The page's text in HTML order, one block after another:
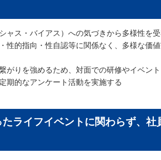
ャス・バイアス）への気づきから多様性を
性的指向・性自認等に関係なく、多様な
がりを強めるため、対面での研修やイベン
期的なアンケート活動を実施する
ライフイベントに関わらず、